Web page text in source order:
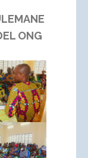
ONG